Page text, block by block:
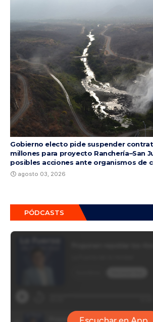
Gobierno electo pide suspender
millones para proyecto Ranchería–San
posibles acciones ante organismos de
agosto 03, 2026
PÓDCASTS